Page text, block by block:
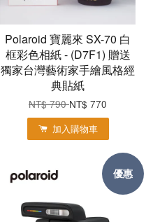
Polaroid 寶麗來 SX-70 白
框彩色相紙 - (D7F1) 贈送
獨家台灣藝術家手繪風格經
典貼紙
NT$ 790NT$ 770
加入購物車
優惠